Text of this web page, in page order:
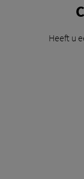
Heeft u